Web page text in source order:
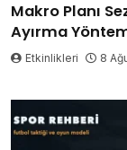
Makro Planı
Ayırma
Etkinlikleri 8